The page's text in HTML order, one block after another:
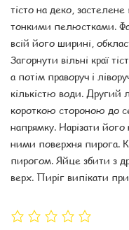
тісто на деко,
тонкими пелюстками.
всій його ширині,
Загорнути вільні краї
а потім праворуч і
кількістю води. Другий
короткою стороною до
напрямку. Нарізати його
ними поверхня пирога.
пирогом. Яйце збити з
верх. Пиріг випікати